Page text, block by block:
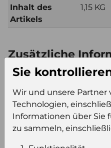
Inhalt des
Artikels
1,15 KG
Zusätzliche
Verkaufseinheit Kt6
Verkaufseinheit
pro Palette
20
Konsumeinheit
Ds
Sie
Wir und unsere Partner
Technologien,
Informationen über Sie
zu sammeln,